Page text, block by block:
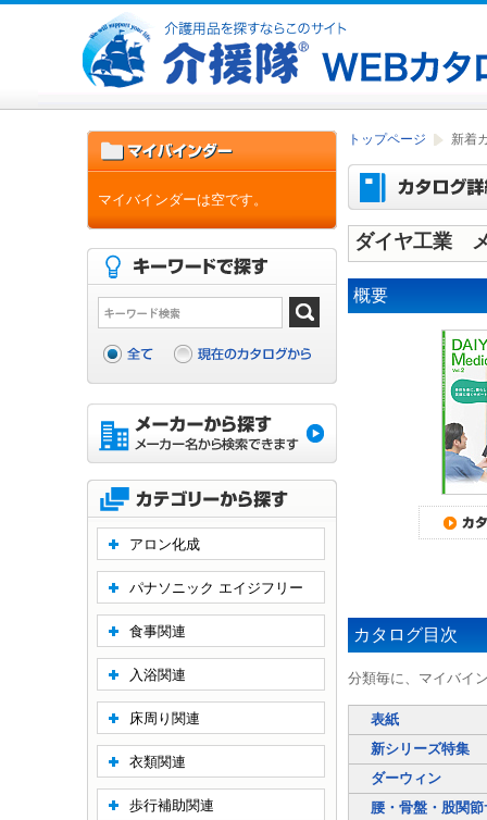
トップページ 新着
ダイヤ工業
概要
カタログ目次
分類毎に、マイバイ
表紙
新シリーズ特集
ダーウィン
腰・骨盤・股関
マイバインダーは空です。
アロン化成
パナソニック エイジフリー
食事関連
入浴関連
床周り関連
衣類関連
歩行補助関連